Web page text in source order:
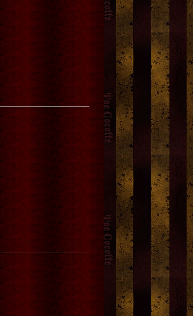
NEW「ダチュラ」モノト
レターセット [武田錦